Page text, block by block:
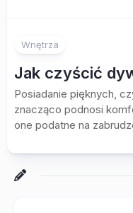
Wnętrza
Jak czyścić
Posiadanie pięknych,
znacząco podnosi
one podatne na